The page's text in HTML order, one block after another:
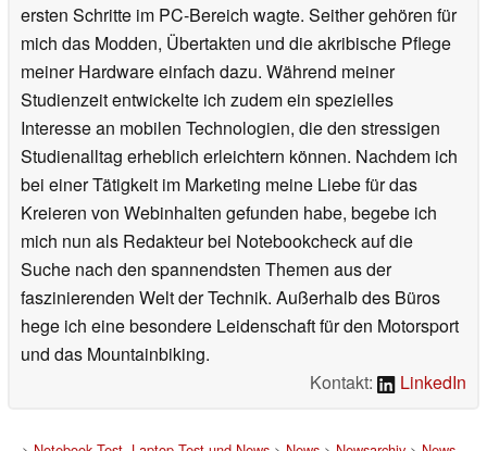
ersten Schritte im PC-Bereich wagte. Seither gehören für
mich das Modden, Übertakten und die akribische Pflege
meiner Hardware einfach dazu. Während meiner
Studienzeit entwickelte ich zudem ein spezielles
Interesse an mobilen Technologien, die den stressigen
Studienalltag erheblich erleichtern können. Nachdem ich
bei einer Tätigkeit im Marketing meine Liebe für das
Kreieren von Webinhalten gefunden habe, begebe ich
mich nun als Redakteur bei Notebookcheck auf die
Suche nach den spannendsten Themen aus der
faszinierenden Welt der Technik. Außerhalb des Büros
hege ich eine besondere Leidenschaft für den Motorsport
und das Mountainbiking.
Kontakt:
LinkedIn